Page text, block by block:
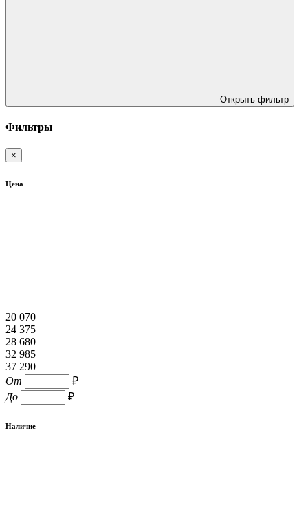
Открыть фильтр
Фильтры
×
Цена
20 070
24 375
28 680
32 985
37 290
От
₽
До
₽
Наличие